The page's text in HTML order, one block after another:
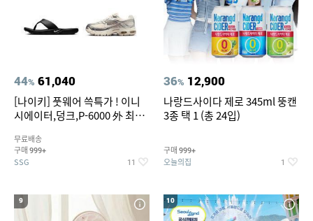
44% 61,040
[나이키] 풋웨어 쓱특가 ! 이니
시에이터,덩크,P-6000 外 최대
무료배송
구매 999+
SSG 11
36% 12,900
나랑드사이다 제로 345ml 뚱캔
3종 택 1 (총 24입)
구매 999+
오늘의집 1
9 10